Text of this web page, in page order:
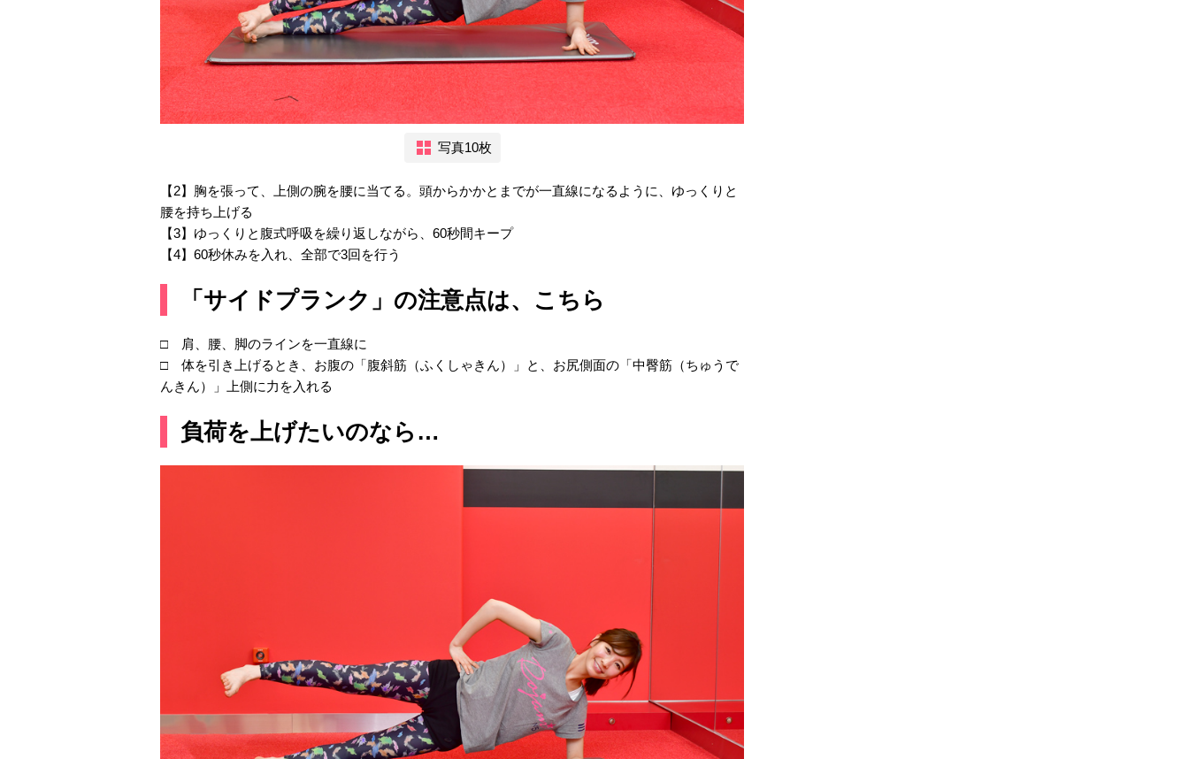
写真10枚
【2】胸を張って、上側の腕を腰に当てる。頭からかかとまでが一直線になるように、ゆっくりと
腰を持ち上げる
【3】ゆっくりと腹式呼吸を繰り返しながら、60秒間キープ
【4】60秒休みを入れ、全部で3回を行う
「サイドプランク」の注意点は、こちら
□ 肩、腰、脚のラインを一直線に
□ 体を引き上げるとき、お腹の「腹斜筋（ふくしゃきん）」と、お尻側面の「中臀筋（ちゅうで
んきん）」上側に力を入れる
負荷を上げたいのなら…